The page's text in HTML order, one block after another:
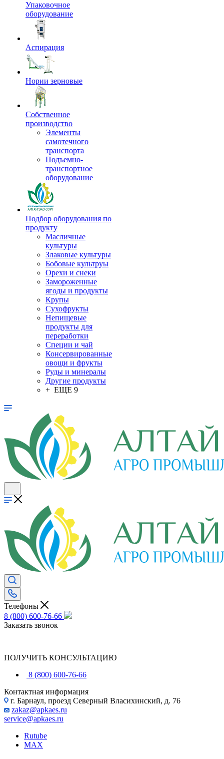
Упаковочное
оборудование
Аспирация
Нории зерновые
Собственное
производство
Элементы
самотечного
транспорта
Подъемно-
транспортное
оборудование
Подбор оборудования по
продукту
Масличные
культуры
Злаковые культуры
Бобовые культруы
Орехи и снеки
Замороженные
ягоды и продукты
Крупы
Сухофрукты
Непищевые
продукты для
переработки
Специи и чай
Консервированные
овощи и фрукты
Руды и минералы
Другие продукты
+ ЕЩЕ 9
Телефоны
8 (800) 600-76-66
Заказать звонок
ПОЛУЧИТЬ КОНСУЛЬТАЦИЮ
8 (800) 600-76-66
Контактная информация
г. Барнаул, проезд Северный Власихинский, д. 76
zakaz@apkaes.ru
service@apkaes.ru
Rutube
MAX